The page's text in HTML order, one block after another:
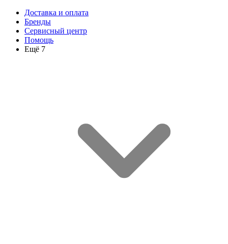
Доставка и оплата
Бренды
Сервисный центр
Помощь
Ещё 7